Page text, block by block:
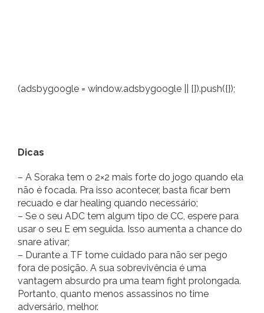
(adsbygoogle = window.adsbygoogle || []).push({});
Dicas
– A Soraka tem o 2×2 mais forte do jogo quando ela
não é focada. Pra isso acontecer, basta ficar bem
recuado e dar healing quando necessário;
– Se o seu ADC tem algum tipo de CC, espere para
usar o seu E em seguida. Isso aumenta a chance do
snare ativar;
– Durante a TF tome cuidado para não ser pego
fora de posição. A sua sobrevivência é uma
vantagem absurdo pra uma team fight prolongada.
Portanto, quanto menos assassinos no time
adversário, melhor.